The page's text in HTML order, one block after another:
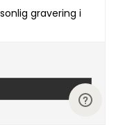
gravering i